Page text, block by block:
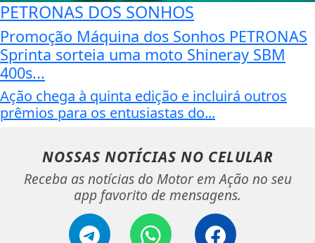
PETRONAS DOS SONHOS
Promoção Máquina dos Sonhos PETRONAS
Sprinta sorteia uma moto Shineray SBM
400s...
Ação chega à quinta edição e incluirá outros
prêmios para os entusiastas do...
NOSSAS NOTÍCIAS NO CELULAR
Receba as notícias do Motor em Ação no seu
app favorito de mensagens.